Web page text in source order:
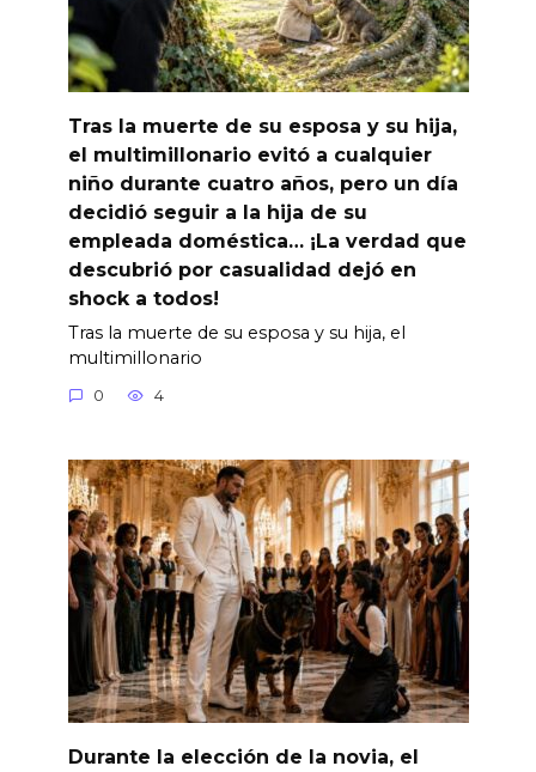
Tras la muerte de su esposa y su hija,
el multimillonario evitó a cualquier
niño durante cuatro años, pero un día
decidió seguir a la hija de su
empleada doméstica… ¡La verdad que
descubrió por casualidad dejó en
shock a todos!
Tras la muerte de su esposa y su hija, el
multimillonario
0 4
Durante la elección de la novia, el